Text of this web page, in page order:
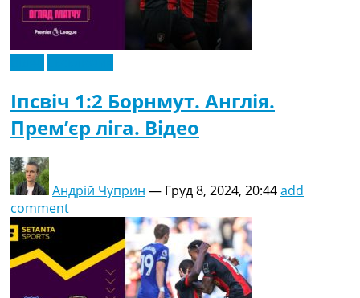
Іпсвіч 1:2 Борнмут. Англія.
Прем’єр ліга. Відео
Андрій Чуприн — Груд 8, 2024, 20:44add
comment